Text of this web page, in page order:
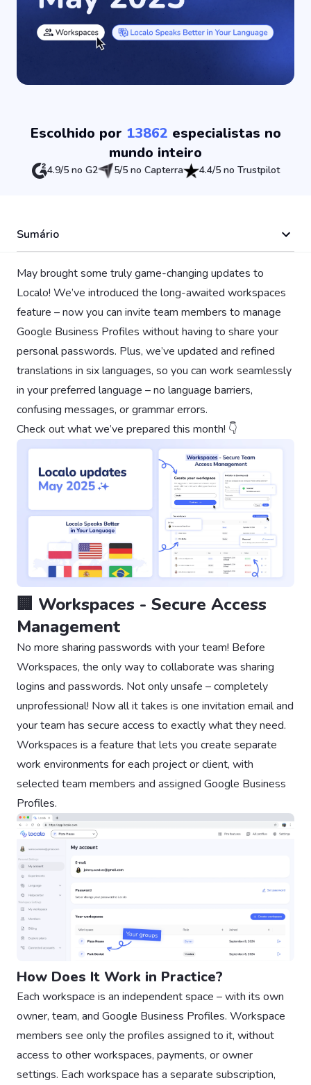
Escolhido por 13862 especialistas no
mundo inteiro
4.9/5 no G2 5/5 no Capterra 4.4/5 no Trustpilot
Sumário
May brought some truly game-changing updates to
Localo! We’ve introduced the long-awaited workspaces
feature – now you can invite team members to manage
Google Business Profiles without having to share your
personal passwords. Plus, we’ve updated and refined
translations in six languages, so you can work seamlessly
in your preferred language – no language barriers,
confusing messages, or grammar errors.
Check out what we’ve prepared this month! 👇
🏢 Workspaces - Secure Access
Management
No more sharing passwords with your team! Before
Workspaces, the only way to collaborate was sharing
logins and passwords. Not only unsafe – completely
unprofessional! Now all it takes is one invitation email and
your team has secure access to exactly what they need.
Workspaces is a feature that lets you create separate
work environments for each project or client, with
selected team members and assigned Google Business
Profiles.
How Does It Work in Practice?
Each workspace is an independent space – with its own
owner, team, and Google Business Profiles. Workspace
members see only the profiles assigned to it, without
access to other workspaces, payments, or owner
settings. Each workspace has a separate subscription,